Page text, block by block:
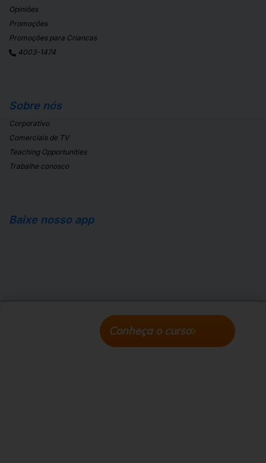
Opiniões
Promoções
Promoções para Criancas
4003-1474
Sobre nós
Corporativo
Comerciais de TV
Teaching Opportunities
Trabalhe conosco
Baixe nosso app
Conheça o curso